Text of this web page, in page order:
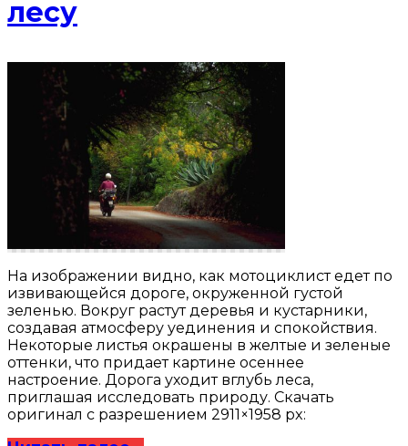
лесу
На изображении видно, как мотоциклист едет по
извивающейся дороге, окруженной густой
зеленью. Вокруг растут деревья и кустарники,
создавая атмосферу уединения и спокойствия.
Некоторые листья окрашены в желтые и зеленые
оттенки, что придает картине осеннее
настроение. Дорога уходит вглубь леса,
приглашая исследовать природу. Скачать
оригинал с разрешением 2911×1958 px: